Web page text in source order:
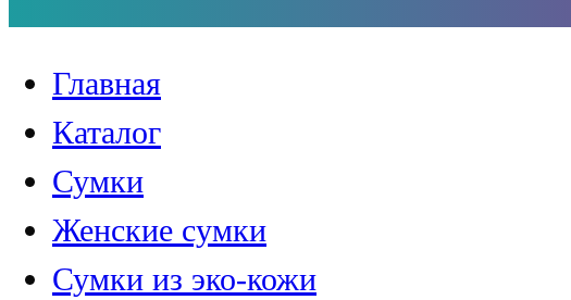
Главная
Каталог
Сумки
Женские сумки
Сумки из эко-кожи